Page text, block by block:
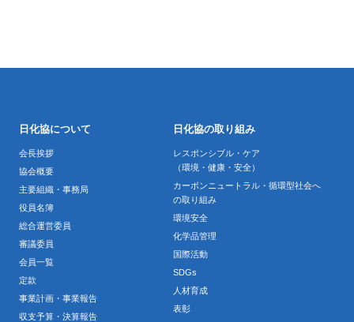
日化協について
会長挨拶
協会概要
主要組織・事務局
役員名簿
総合運営委員
審議委員
会員一覧
定款
事業計画・事業報告
収支予算・決算報告
日化協の取り組み
レスポンシブル・ケア
（環境・健康・安全）
カーボンニュートラル・循環型社会へ
の取り組み
環境安全
化学品管理
国際活動
SDGs
人材育成
表彰